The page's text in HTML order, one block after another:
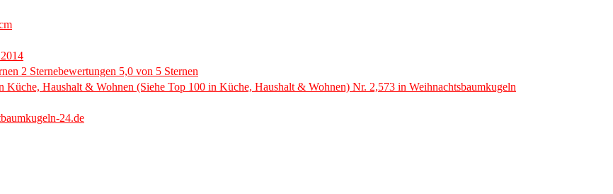
2 Sternebewertungen 5,0 von 5 Sternen
Küche, Haushalt & Wohnen (Siehe Top 100 in Küche, Haushalt & Wohnen) Nr. 2,573 in Weihnachtsbaumkugeln
24.de